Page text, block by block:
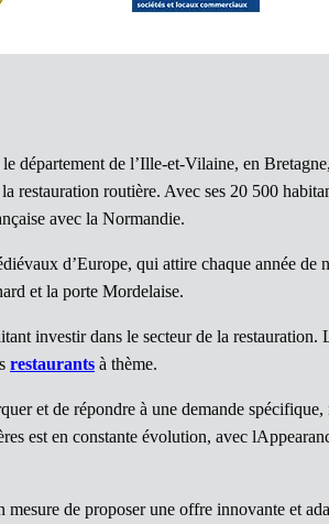
département de l’Ille-et-Vilaine, en
restauration routière. Avec ses 20 500
avec la Normandie.
d’Europe, qui attire chaque année
et la porte Mordelaise.
investir dans le secteur de la
restaurants à thème.
et de répondre à une demande
est en constante évolution, avec
mesure de proposer une offre innovante et